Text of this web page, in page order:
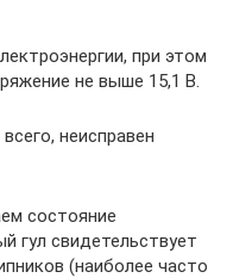
при этом
не выше 15,1 В.
неисправен
состояние
гул свидетельствует
(наиболее часто